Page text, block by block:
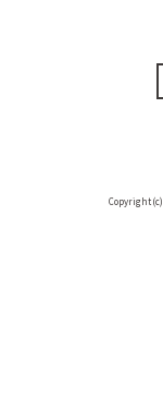
Copyright(c)